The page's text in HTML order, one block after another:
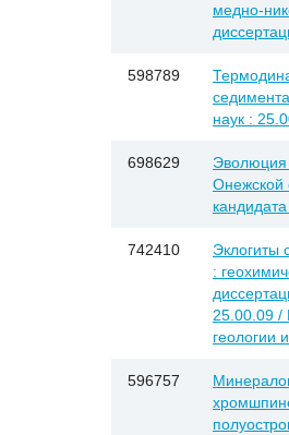
медно-
598789
наук :
698629
Эволюция
Онежской
742410
Эклогиты
:
25.00.09 /
геологии
596757